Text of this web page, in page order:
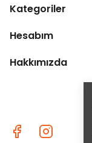
Kategoriler
Hesabım
Hakkımızda